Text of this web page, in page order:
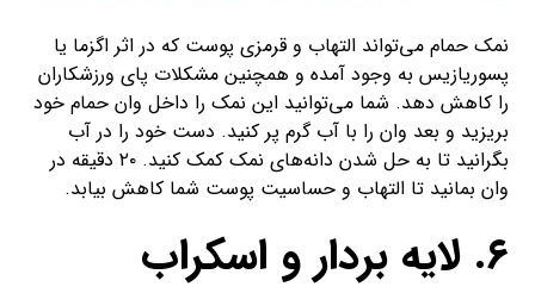
نمک حمام می‌تواند التهاب و قرمزی پوست که در اثر اگزما یا
پسوریازیس به وجود آمده و همچنین مشکلات پای ورزشکاران
را کاهش دهد. شما می‌توانید این نمک را داخل وان حمام خود
بریزید و بعد وان را با آب گرم پر کنید. دست خود را در آب
بگرانید تا به حل شدن دانه‌های نمک کمک کنید. ۲۰ دقیقه در
وان بمانید تا التهاب و حساسیت پوست شما کاهش بیابد.
۶. لایه بردار و اسکراب